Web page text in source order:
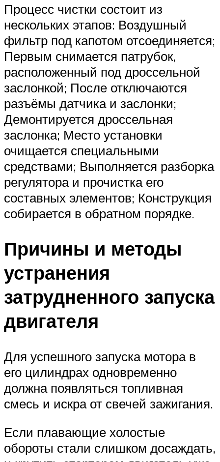
Процесс чистки состоит из
нескольких этапов: Воздушный
фильтр под капотом отсоединяется;
Первым снимается патрубок,
расположенный под дроссельной
заслонкой; После отключаются
разъёмы датчика и заслонки;
Демонтируется дроссельная
заслонка; Место установки
очищается специальными
средствами; Выполняется разборка
регулятора и прочистка его
составных элементов; Конструкция
собирается в обратном порядке.
Причины и методы
устранения
затрудненного запуска
двигателя
Для успешного запуска мотора в
его цилиндрах одновременно
должна появляться топливная
смесь и искра от свечей зажигания.
Если плавающие холостые
обороты стали слишком досаждать,